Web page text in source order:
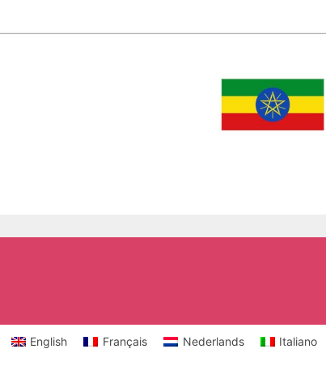
English Français Nederlands Italiano